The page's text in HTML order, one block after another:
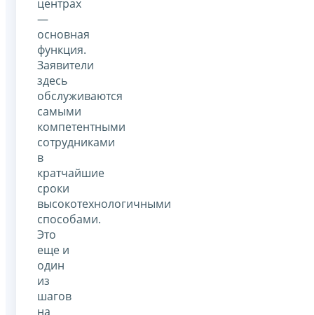
центрах
—
основная
функция.
Заявители
здесь
обслуживаются
самыми
компетентными
сотрудниками
в
кратчайшие
сроки
высокотехнологичными
способами.
Это
еще и
один
из
шагов
на